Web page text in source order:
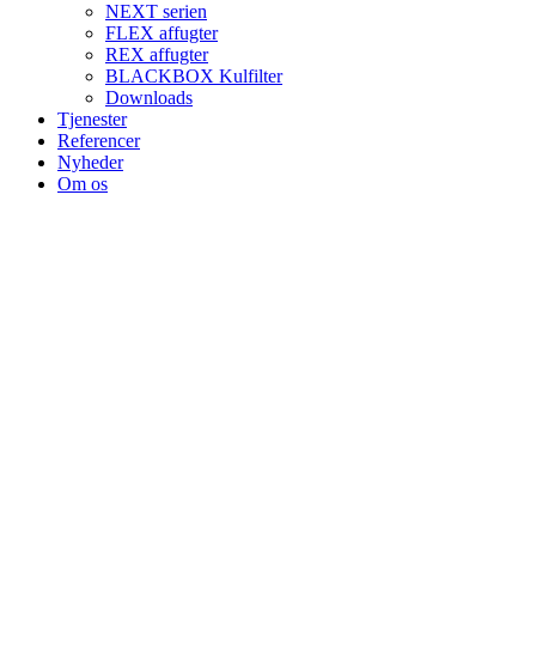
NEXT serien
FLEX affugter
REX affugter
BLACKBOX Kulfilter
Downloads
Tjenester
Referencer
Nyheder
Om os